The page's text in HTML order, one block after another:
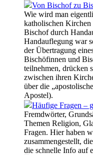
Von Bischof zu
Wie wird man
katholischen
Bischof durch
Handauflegung war
der Übertragung
Bischöfinnen und
teilnehmen, drücken
zwischen ihren
über die
Apostel).
Häufige Fragen –
Fremdwörter,
Themen Religion,
Fragen. Hier haben
zusammengestellt,
die schnelle Info auf